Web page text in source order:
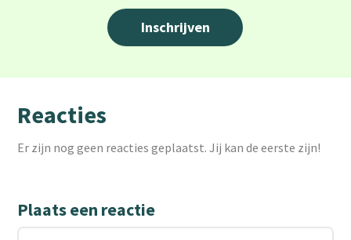
Reacties
Er zijn nog geen reacties geplaatst. Jij kan de eerste zijn!
Plaats een reactie